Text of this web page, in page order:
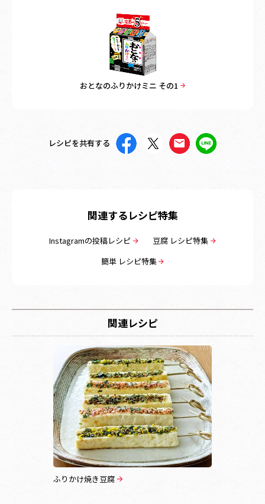
おとなのふりかけミニ その1
レシピを共有する
関連するレシピ特集
Instagramの投稿レシピ
豆腐 レシピ特集
簡単 レシピ特集
関連レシピ
ふりかけ焼き豆腐